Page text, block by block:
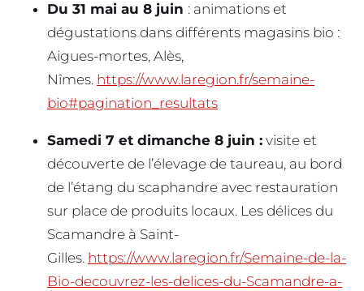
Du 31 mai au 8 juin : animations et
dégustations dans différents magasins bio :
Aigues-mortes, Alès,
Nîmes. https://www.laregion.fr/semaine-
bio#pagination_resultats
Samedi 7 et dimanche 8 juin : visite et
découverte de l’élevage de taureau, au bord
de l’étang du scaphandre avec restauration
sur place de produits locaux. Les délices du
Scamandre à Saint-
Gilles. https://www.laregion.fr/Semaine-de-la-
Bio-decouvrez-les-delices-du-Scamandre-a-